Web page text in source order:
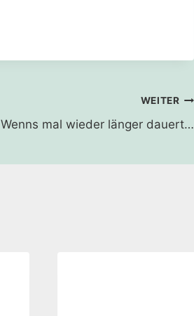
WEITER
Wenns mal wieder länger dauert…